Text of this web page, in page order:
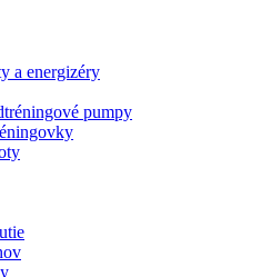
a energizéry
pumpy